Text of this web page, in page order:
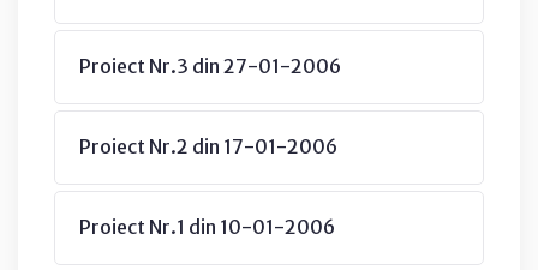
Proiect Nr.3 din 27-01-2006
Proiect Nr.2 din 17-01-2006
Proiect Nr.1 din 10-01-2006